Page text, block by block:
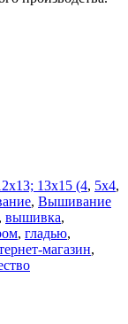
13x15 (4, 5x4,
, Вышивание
, вышивка,
, гладью,
магазин,